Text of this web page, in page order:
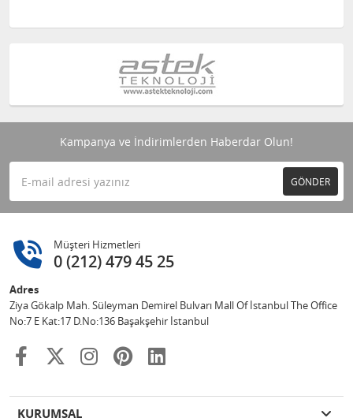
Kampanya ve İndirimlerden Haberdar Olun!
GÖNDER
Müşteri Hizmetleri
0 (212) 479 45 25
Adres
Ziya Gökalp Mah. Süleyman Demirel Bulvarı Mall Of İstanbul The Office
No:7 E Kat:17 D.No:136 Başakşehir İstanbul
KURUMSAL